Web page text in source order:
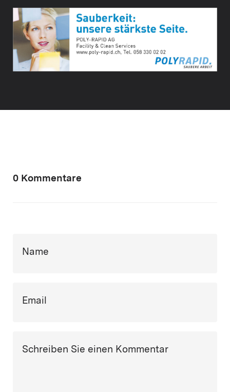
0 Kommentare
Name
Email
Schreiben Sie einen Kommentar